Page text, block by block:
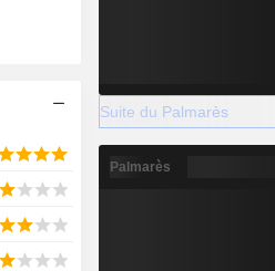
Suite du Palmarès
Palmarès